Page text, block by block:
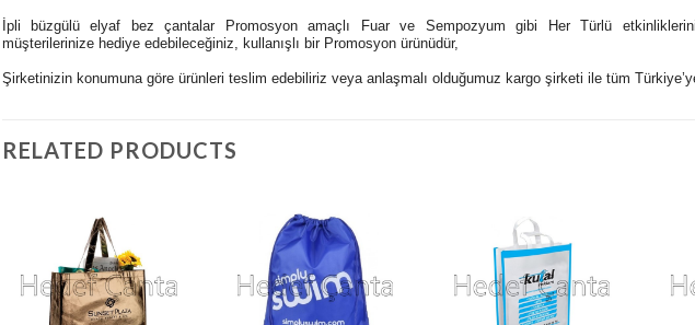
İpli büzgülü elyaf bez çantalar Promosyon amaçlı Fuar ve Sempozyum gibi Her Türlü
müşterilerinize hediye edebileceğiniz, kullanışlı bir Promosyon ürünüdür,
Şirketinizin konumuna göre ürünleri teslim edebiliriz veya anlaşmalı olduğumuz kargo şirketi ile tüm
RELATED PRODUCTS